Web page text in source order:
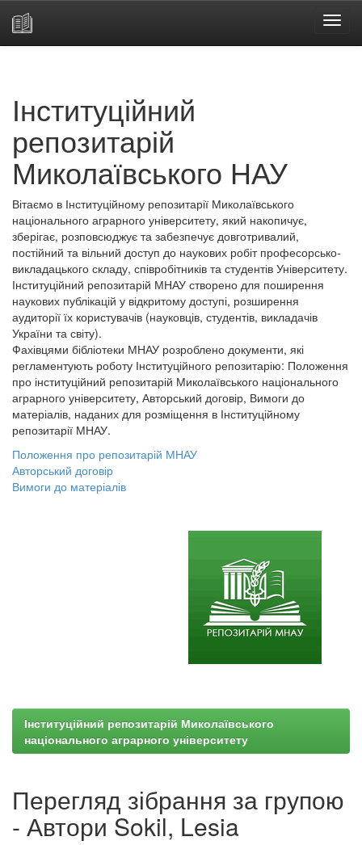
Інституційний
репозитарій
Миколаївського НАУ
Вітаємо в Інституційному репозитарії Миколаївського
національного аграрного університету, який накопичує,
зберігає, розповсюджує та забезпечує довготривалий,
постійний та вільний доступ до наукових робіт професорсько-
викладацького складу, співробітників та студентів Університету.
Інституційний репозитарій МНАУ створено для поширення
наукових публікацій у відкритому доступі, розширення
аудиторії їх користувачів (науковців, студентів, викладачів
України та світу).
Фахівцями бібліотеки МНАУ розроблено документи, які
регламентують роботу Інституційного репозитарію: Положення
про інституційний репозитарій Миколаївського національного
аграрного університету, Авторський договір, Вимоги до
матеріалів, наданих для розміщення в Інституційному
репозитарії МНАУ.
Положення про репозитарій МНАУ
Авторський договір
Вимоги до матеріалів
Інституційний репозитарій Миколаївського
національного аграрного університету
Перегляд зібрання за групою
- Автори Sokil, Lesia